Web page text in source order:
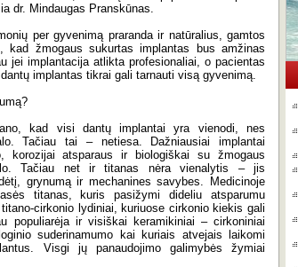
dr. Mindaugas Pranskūnas.
per gyvenimą praranda ir natūralius, gamtos
kad žmogaus sukurtas implantas bus amžinas
jei implantacija atlikta profesionaliai, o pacientas
implantas tikrai gali tarnauti visą gyvenimą.
kad visi dantų implantai yra vienodi, nes
Tačiau tai – netiesa. Dažniausiai implantai
korozijai atsparaus ir biologiškai su žmogaus
Tačiau net ir titanas nėra vienalytis – jis
grynumą ir mechanines savybes. Medicinoje
titanas, kuris pasižymi dideliu atsparumu
cirkonio lydiniai, kuriuose cirkonio kiekis gali
populiarėja ir visiškai keramikiniai – cirkoniniai
suderinamumo kai kuriais atvejais laikomi
Visgi jų panaudojimo galimybės žymiai